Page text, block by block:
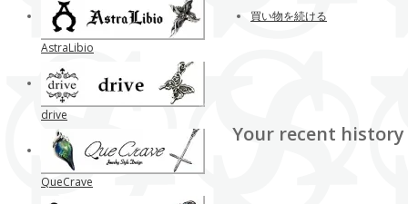
買い物を続ける
Your recent history
AstraLibio
drive
QueCrave